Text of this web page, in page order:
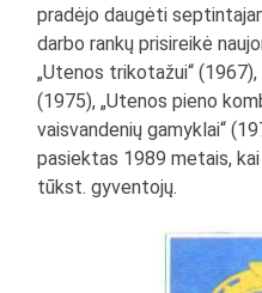
pradėjo daugėti
darbo rankų prisireikė
„Utenos trikotažui“
(1975), „Utenos pieno
vaisvandenių gamyklai“
pasiektas 1989 metais,
tūkst. gyventojų.